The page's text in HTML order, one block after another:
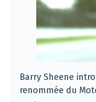
Barry Sheene
renommée du